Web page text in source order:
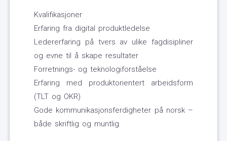
Kvalifikasjoner
Erfaring fra digital produktledelse
Ledererfaring på tvers av ulike fagdisipliner
og evne til å skape resultater
Forretnings- og teknologiforståelse
Erfaring med produktorientert arbeidsform
(TLT og OKR)
Gode kommunikasjonsferdigheter på norsk –
både skriftlig og muntlig